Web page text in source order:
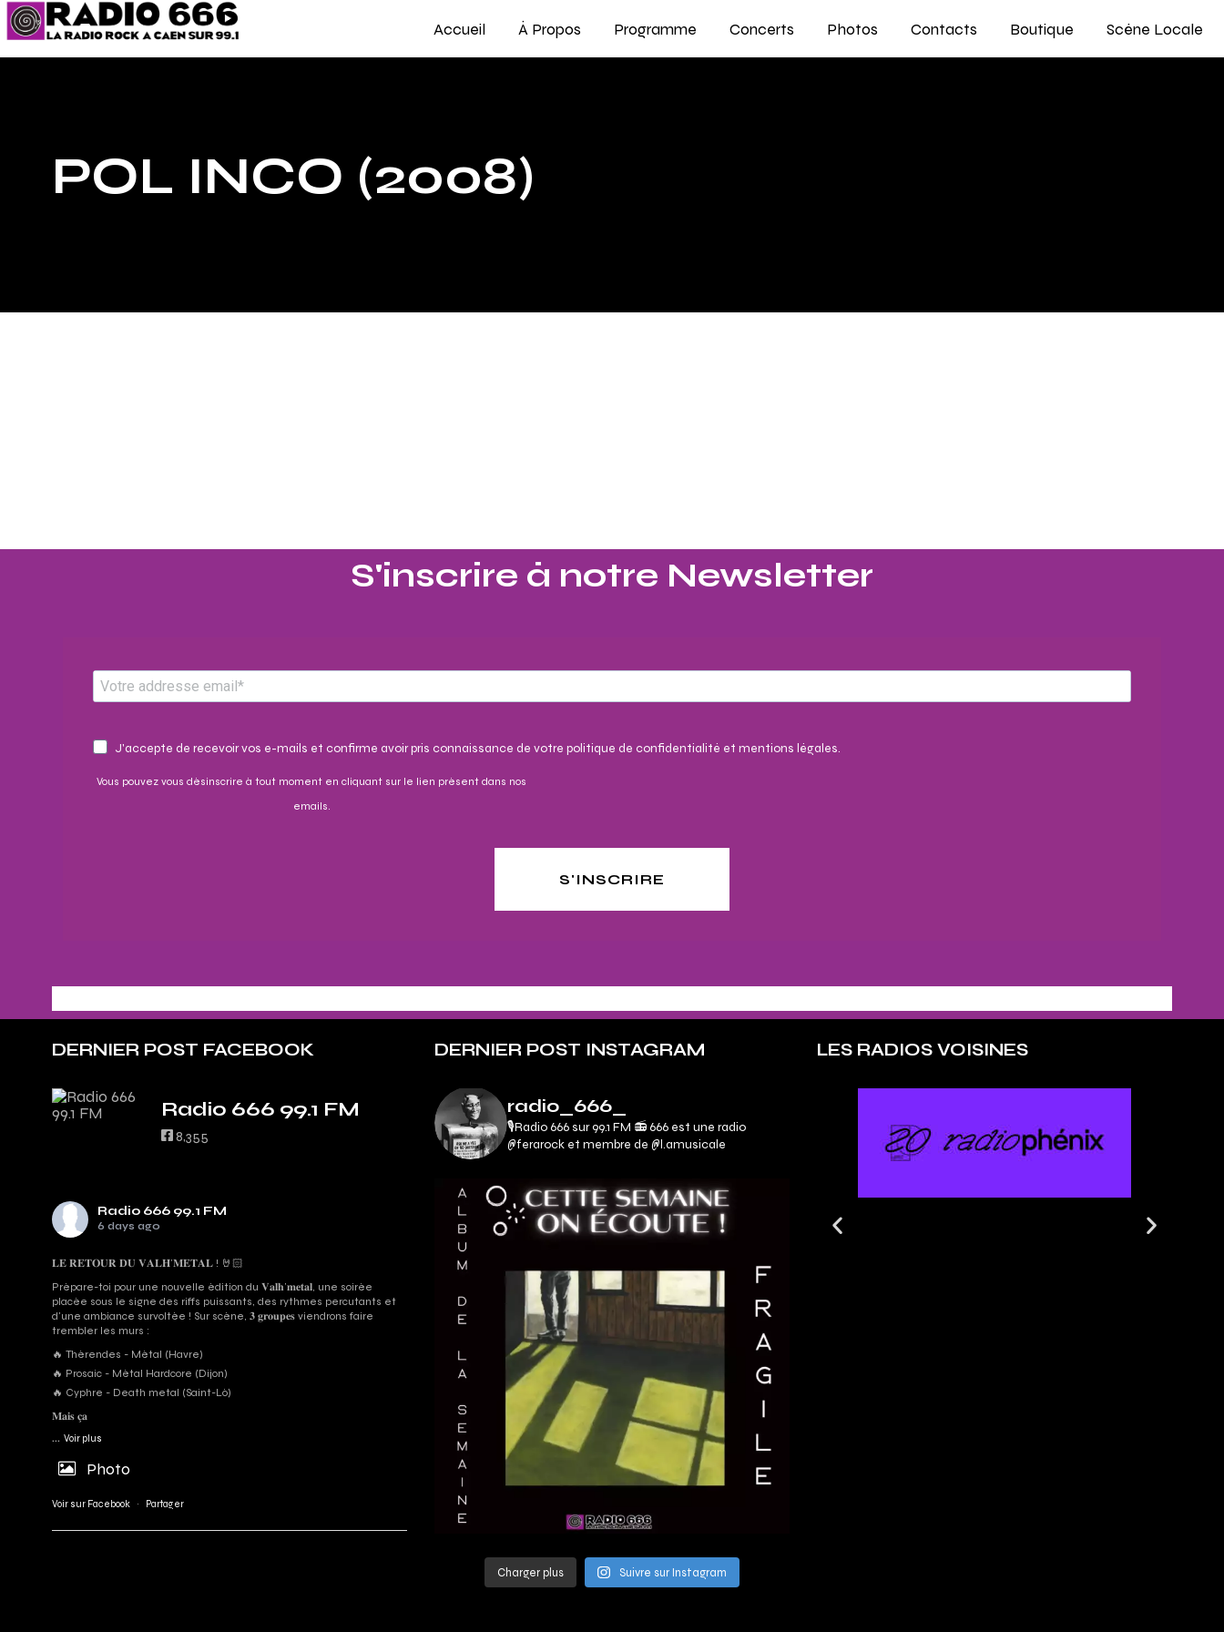
Accueil À Propos Programme Concerts Photos Contacts Boutique Scène Locale
POL INCO (2008)
S'inscrire à notre Newsletter​
J'accepte de recevoir vos e-mails et confirme avoir pris connaissance de votre politique de confidentialité et mentions légales.
Vous pouvez vous désinscrire à tout moment en cliquant sur le lien présent dans nos
emails.
S'INSCRIRE
DERNIER POST FACEBOOK
Radio 666 99.1 FM
8,355
Radio 666 99.1 FM
6 days ago
𝐋𝐄 𝐑𝐄𝐓𝐎𝐔𝐑 𝐃𝐔 𝐕𝐀𝐋𝐇’𝐌𝐄𝐓𝐀𝐋 ! 🤘🏻
Prépare-toi pour une nouvelle édition du 𝐕𝐚𝐥𝐡’𝐦𝐞𝐭𝐚𝐥, une soirée
placée sous le signe des riffs puissants, des rythmes percutants et
d'une ambiance survoltée ! Sur scène, 𝟑 𝐠𝐫𝐨𝐮𝐩𝐞𝐬 viendrons faire
trembler les murs :
🔥 Thérendes - Métal (Havre)
🔥 Prosaic - Métal Hardcore (Dijon)
🔥 Cyphre - Death metal (Saint-Lô)
𝐌𝐚𝐢𝐬 𝐜̧𝐚
... Voir plus
Photo
Voir sur Facebook · Partager
DERNIER POST INSTAGRAM
radio_666_
🎙Radio 666 sur 99.1 FM 📻666 est une radio
@ferarock et membre de @l.amusicale
Charger plus Suivre sur Instagram
LES RADIOS VOISINES